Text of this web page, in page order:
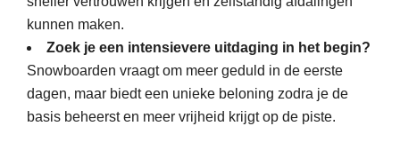
kunnen maken.
Zoek je een intensievere uitdaging in het begin?
Snowboarden vraagt om meer geduld in de eerste
dagen, maar biedt een unieke beloning zodra je de
basis beheerst en meer vrijheid krijgt op de piste.